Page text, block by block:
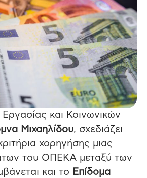
και Κοινωνικών
Μιχαηλίδου, σχεδιάζει
χορηγήσης μιας
του ΟΠΕΚΑ μεταξύ των
και το Επίδομα